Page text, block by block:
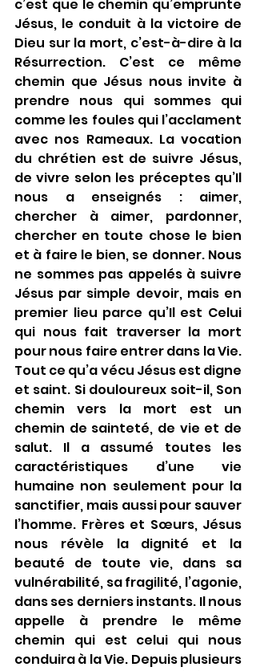
c’est que le chemin qu’emprunte
Jésus, le conduit à la victoire de
Dieu sur la mort, c’est-à-dire à la
Résurrection. C’est ce même
chemin que Jésus nous invite à
prendre nous qui sommes qui
comme les foules qui l’acclament
avec nos Rameaux. La vocation
du chrétien est de suivre Jésus,
de vivre selon les préceptes qu’Il
nous a enseignés : aimer,
chercher à aimer, pardonner,
chercher en toute chose le bien
et à faire le bien, se donner. Nous
ne sommes pas appelés à suivre
Jésus par simple devoir, mais en
premier lieu parce qu’Il est Celui
qui nous fait traverser la mort
pour nous faire entrer dans la Vie.
Tout ce qu’a vécu Jésus est digne
et saint. Si douloureux soit-il, Son
chemin vers la mort est un
chemin de sainteté, de vie et de
salut. Il a assumé toutes les
caractéristiques d’une vie
humaine non seulement pour la
sanctifier, mais aussi pour sauver
l’homme. Frères et Sœurs, Jésus
nous révèle la dignité et la
beauté de toute vie, dans sa
vulnérabilité, sa fragilité, l’agonie,
dans ses derniers instants. Il nous
appelle à prendre le même
chemin qui est celui qui nous
conduira à la Vie. Depuis plusieurs